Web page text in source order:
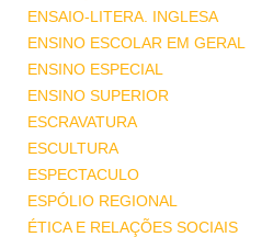
ENSAIO-LITERA. INGLESA
ENSINO ESCOLAR EM GERAL
ENSINO ESPECIAL
ENSINO SUPERIOR
ESCRAVATURA
ESCULTURA
ESPECTACULO
ESPÓLIO REGIONAL
ÉTICA E RELAÇÕES SOCIAIS